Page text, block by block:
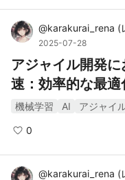
@karakurai_rena (
2025-07-28
アジャイル開発
速：効率的な最
機械学習 AI アジャイ
0
@karakurai_rena (